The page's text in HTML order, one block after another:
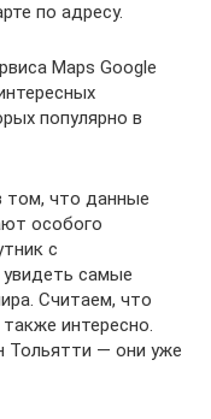
по адресу.
Maps Google
популярно в
том, что данные
особого
с
самые
Считаем, что
интересно.
Тольятти — они уже